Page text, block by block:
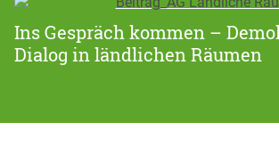
Ins Gespräch kommen –
Dialog in ländlichen Räumen